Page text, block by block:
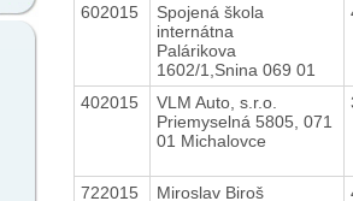
602015
Spojená škola
internátna
Palárikova
1602/1,Snina 069 01
402015
VLM Auto, s.r.o.
Priemyselná 5805, 071
01 Michalovce
722015
Miroslav Biroš